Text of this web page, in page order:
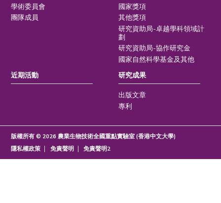
學術委員會
團隊成員
國家獎項
其他獎項
研究資助局-卓越學科領域計
劃
研究資助局-協作研究金
國家自然科學基金及其他
近期活動
研究成果
出版文章
專利
版權所有 © 2026 農業生物技術全國重點實驗室 (香港中文大學)
隱私權政策
免責聲明 免責聲明2